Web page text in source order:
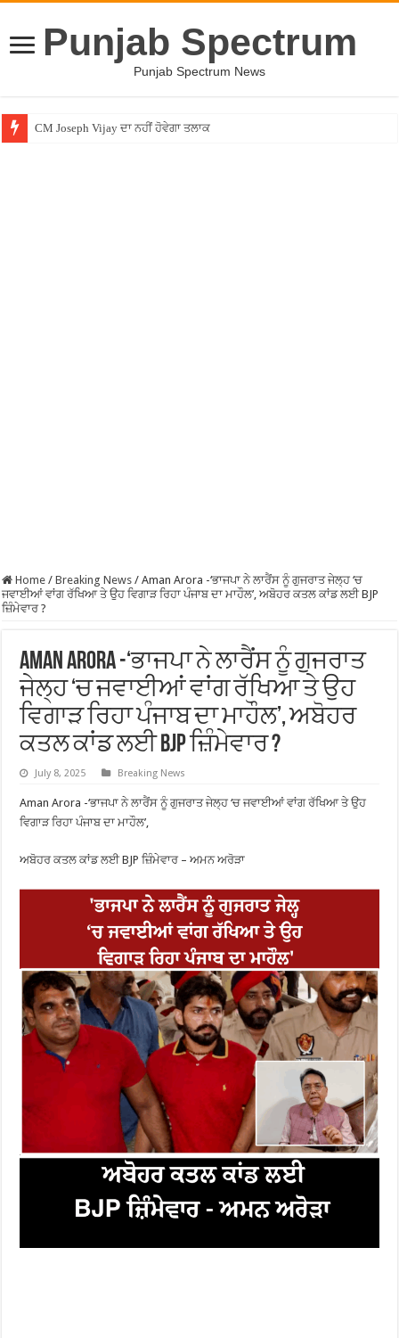
Punjab Spectrum
Punjab Spectrum News
CM Joseph Vijay ਦਾ ਨਹੀਂ ਹੋਵੇਗਾ ਤਲਾਕ
Home / Breaking News / Aman Arora -‘ਭਾਜਪਾ ਨੇ ਲਾਰੈਂਸ ਨੂੰ ਗੁਜਰਾਤ ਜੇਲ੍ਹ ‘ਚ
ਜਵਾਈਆਂ ਵਾਂਗ ਰੱਖਿਆ ਤੇ ਉਹ ਵਿਗਾੜ ਰਿਹਾ ਪੰਜਾਬ ਦਾ ਮਾਹੌਲ’, ਅਬੋਹਰ ਕਤਲ ਕਾਂਡ ਲਈ BJP
ਜ਼ਿੰਮੇਵਾਰ ?
Aman Arora -‘ਭਾਜਪਾ ਨੇ ਲਾਰੈਂਸ ਨੂੰ ਗੁਜਰਾਤ
ਜੇਲ੍ਹ ‘ਚ ਜਵਾਈਆਂ ਵਾਂਗ ਰੱਖਿਆ ਤੇ ਉਹ
ਵਿਗਾੜ ਰਿਹਾ ਪੰਜਾਬ ਦਾ ਮਾਹੌਲ’, ਅਬੋਹਰ
ਕਤਲ ਕਾਂਡ ਲਈ BJP ਜ਼ਿੰਮੇਵਾਰ ?
July 8, 2025 Breaking News
Aman Arora -‘ਭਾਜਪਾ ਨੇ ਲਾਰੈਂਸ ਨੂੰ ਗੁਜਰਾਤ ਜੇਲ੍ਹ ‘ਚ ਜਵਾਈਆਂ ਵਾਂਗ ਰੱਖਿਆ ਤੇ ਉਹ
ਵਿਗਾੜ ਰਿਹਾ ਪੰਜਾਬ ਦਾ ਮਾਹੌਲ’,
ਅਬੋਹਰ ਕਤਲ ਕਾਂਡ ਲਈ BJP ਜ਼ਿੰਮੇਵਾਰ – ਅਮਨ ਅਰੋੜਾ